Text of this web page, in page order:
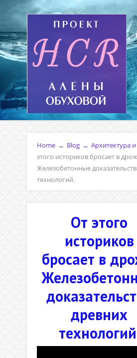
Home → Blog → Архитектура
этого историков бросает в
Железобетонные
технологий.
От этого
историков
бросает в
древних